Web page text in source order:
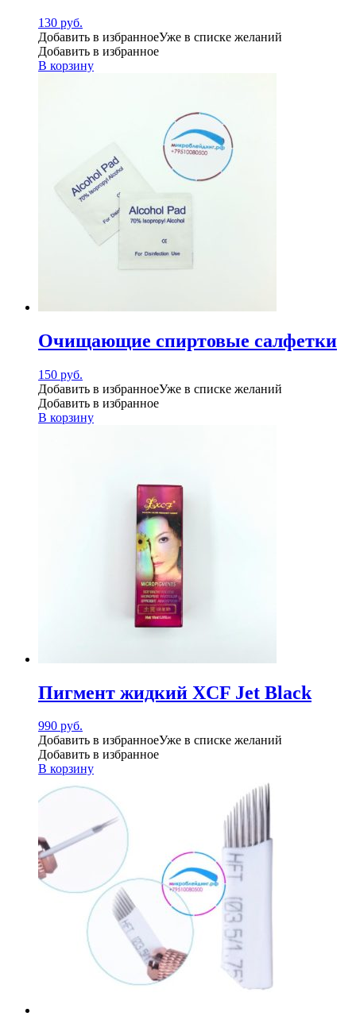
130 руб.
Добавить в избранноеУже в списке желаний
Добавить в избранное
В корзину
Очищающие спиртовые салфетки
150 руб.
Добавить в избранноеУже в списке желаний
Добавить в избранное
В корзину
Пигмент жидкий XCF Jet Black
990 руб.
Добавить в избранноеУже в списке желаний
Добавить в избранное
В корзину